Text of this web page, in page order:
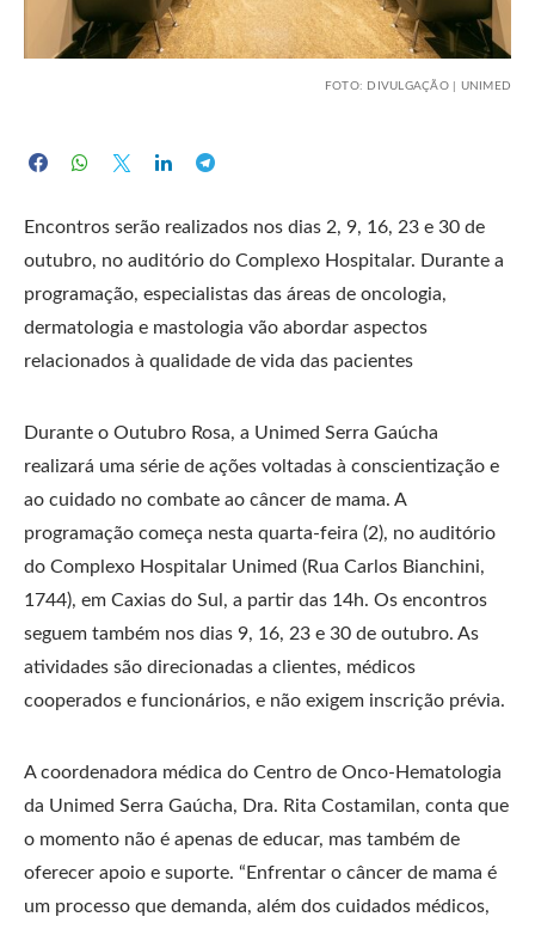
FOTO: DIVULGAÇÃO | UNIMED
Encontros serão realizados nos dias 2, 9, 16, 23 e 30 de
outubro, no auditório do Complexo Hospitalar. Durante a
programação, especialistas das áreas de oncologia,
dermatologia e mastologia vão abordar aspectos
relacionados à qualidade de vida das pacientes
Durante o Outubro Rosa, a Unimed Serra Gaúcha
realizará uma série de ações voltadas à conscientização e
ao cuidado no combate ao câncer de mama. A
programação começa nesta quarta-feira (2), no auditório
do Complexo Hospitalar Unimed (Rua Carlos Bianchini,
1744), em Caxias do Sul, a partir das 14h. Os encontros
seguem também nos dias 9, 16, 23 e 30 de outubro. As
atividades são direcionadas a clientes, médicos
cooperados e funcionários, e não exigem inscrição prévia.
A coordenadora médica do Centro de Onco-Hematologia
da Unimed Serra Gaúcha, Dra. Rita Costamilan, conta que
o momento não é apenas de educar, mas também de
oferecer apoio e suporte. “Enfrentar o câncer de mama é
um processo que demanda, além dos cuidados médicos,